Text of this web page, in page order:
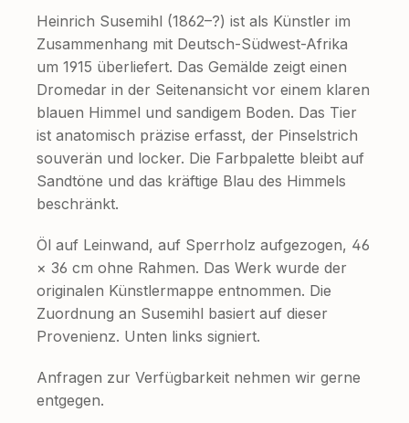
Heinrich Susemihl (1862–?) ist als Künstler im
Zusammenhang mit Deutsch-Südwest-Afrika
um 1915 überliefert. Das Gemälde zeigt einen
Dromedar in der Seitenansicht vor einem klaren
blauen Himmel und sandigem Boden. Das Tier
ist anatomisch präzise erfasst, der Pinselstrich
souverän und locker. Die Farbpalette bleibt auf
Sandtöne und das kräftige Blau des Himmels
beschränkt.
Öl auf Leinwand, auf Sperrholz aufgezogen, 46
× 36 cm ohne Rahmen. Das Werk wurde der
originalen Künstlermappe entnommen. Die
Zuordnung an Susemihl basiert auf dieser
Provenienz. Unten links signiert.
Anfragen zur Verfügbarkeit nehmen wir gerne
entgegen.